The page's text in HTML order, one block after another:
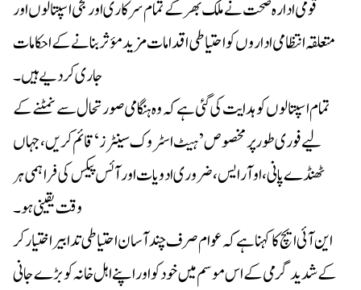
قومی ادارہ صحت نے ملک بھر کے تمام سرکاری اور نجی اسپتالوں اور
متعلقہ انتظامی اداروں کو احتیاطی اقدامات مزید مؤثر بنانے کے احکامات
جاری کر دیے ہیں۔
تمام اسپتالوں کو ہدایت کی گئی ہے کہ وہ ہنگامی صورتحال سے نمٹنے کے
لیے فوری طور پر مخصوص ’ہیٹ اسٹروک سینٹرز‘ قائم کریں، جہاں
ٹھنڈے پانی، او آر ایس، ضروری ادویات اور آئس پیکس کی فراہمی ہر
وقت یقینی ہو۔
این آئی ایچ کا کہنا ہے کہ عوام صرف چند آسان احتیاطی تدابیر اختیار کر
کے شدید گرمی کے اس موسم میں خود کو اور اپنے اہل خانہ کو بڑے جانی